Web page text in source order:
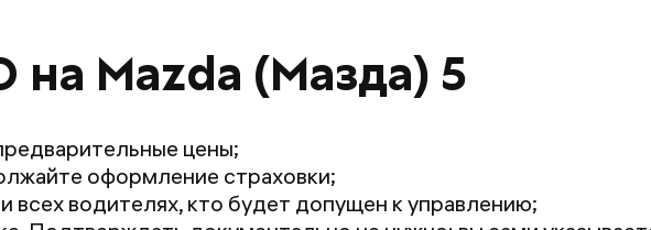
Mazda (Мазда) 5
цены;
оформление страховки;
водителях, кто будет допущен к управлению;